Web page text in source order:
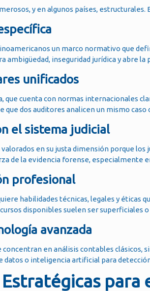
y en algunos países,
un marco normativo que
ambigüedad, inseguridad jurídica y abre la
unificados
cuenta con normas internacionales
que dos auditores analicen un mismo
el sistema judicial
en su justa dimensión porque
de la evidencia forense, especialmente
profesional
habilidades técnicas, legales y éticas
disponibles suelen ser superficiales
avanzada
concentran en análisis contables
datos o inteligencia artificial para
para